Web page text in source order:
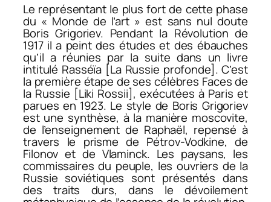
Le représentant le plus fort de cette phase
du « Monde de l’art » est sans nul doute
Boris Grigoriev. Pendant la Révolution de
1917 il a peint des études et des ébauches
qu’il a réunies par la suite dans un livre
intitulé Rasséïa [La Russie profonde]. C’est
la première étape de ses célèbres Faces de
la Russie [Liki Rossii], exécutées à Paris et
parues en 1923. Le style de Boris Grigoriev
est une synthèse, à la manière moscovite,
de l’enseignement de Raphaël, repensé à
travers le prisme de Pétrov-Vodkine, de
Filonov et de Vlaminck. Les paysans, les
commissaires du peuple, les ouvriers de la
Russie soviétiques sont présentés dans
des traits durs, dans le dévoilement